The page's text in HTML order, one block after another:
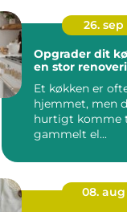
26. sep
Opgrader dit
en stor
Et køkken er
hjemmet, men
hurtigt komme
gammelt el...
08. aug